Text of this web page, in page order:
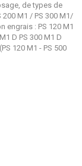
de types de
M1 / PS 300 M1/
engrais : PS 120 M1
D PS 300 M1 D
120 M1 - PS 500